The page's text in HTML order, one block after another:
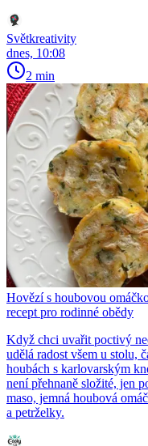
Světkreativity
dnes, 10:08
2 min
Hovězí s houbovou
recept pro rodinné obědy
Když chci uvařit poctivý
udělá radost všem u stolu,
houbách s karlovarským
není přehnaně složité, jen
maso, jemná houbová
a petrželky.